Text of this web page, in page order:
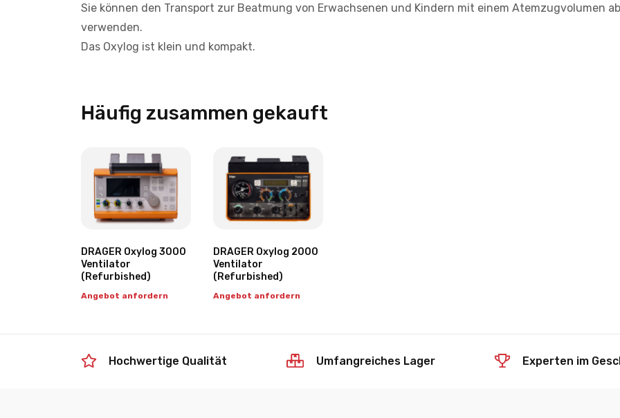
Sie können den Transport zur Beatmung von Erwachsenen und Kindern mit einem Atemzugvolumen
verwenden.
Das Oxylog ist klein und kompakt.
Häufig zusammen gekauft
DRAGER Oxylog 3000
Ventilator
(Refurbished)
Angebot anfordern
DRAGER Oxylog 2000
Ventilator
(Refurbished)
Angebot anfordern
Hochwertige Qualität Umfangreiches Lager Experten im